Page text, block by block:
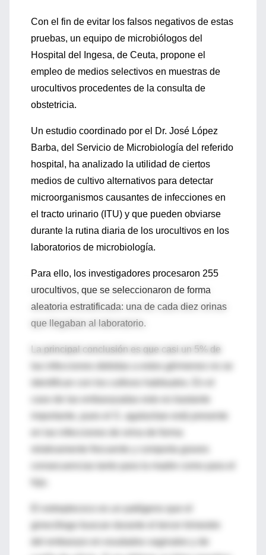
Con el fin de evitar los falsos negativos de estas
pruebas, un equipo de microbiólogos del
Hospital del Ingesa, de Ceuta, propone el
empleo de medios selectivos en muestras de
urocultivos procedentes de la consulta de
obstetricia.
Un estudio coordinado por el Dr. José López
Barba, del Servicio de Microbiología del referido
hospital, ha analizado la utilidad de ciertos
medios de cultivo alternativos para detectar
microorganismos causantes de infecciones en
el tracto urinario (ITU) y que pueden obviarse
durante la rutina diaria de los urocultivos en los
laboratorios de microbiología.
Para ello, los investigadores procesaron 255
urocultivos, que se seleccionaron de forma
aleatoria estratificada: una de cada diez orinas
que llegaban al laboratorio.
La principal conclusión es que casi un 5% de
importante, pues el S. agalactiae está presente
relativamente frecuente y comporta graves
El estreptococo es un patógeno que el
ginecólogo buscan durante el tercer trimestre
del embarazo en exudados vaginales y de